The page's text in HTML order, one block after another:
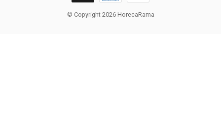
© Copyright 2026 HorecaRama